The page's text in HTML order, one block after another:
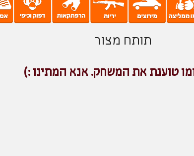
תותח מצור
טוענת את המשחק. אנא המתינו :)